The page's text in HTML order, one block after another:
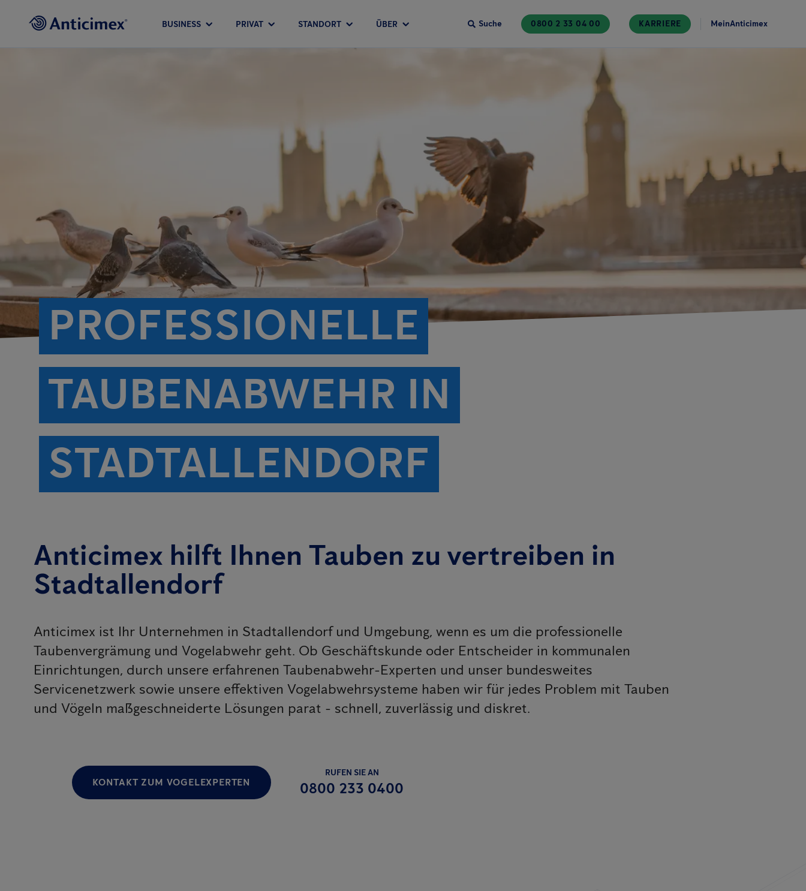
BUSINESS PRIVAT STANDORT ÜBER Suche 0800 2 33 04 00 KARRIERE MeinAnticimex
PROFESSIONELLE
TAUBENABWEHR IN
STADTALLENDORF
Anticimex hilft Ihnen Tauben zu vertreiben in
Stadtallendorf
Anticimex ist Ihr Unternehmen in Stadtallendorf und Umgebung, wenn es um die professionelle
Taubenvergrämung und Vogelabwehr geht. Ob Geschäftskunde oder Entscheider in kommunalen
Einrichtungen, durch unsere erfahrenen Taubenabwehr-Experten und unser bundesweites
Servicenetzwerk sowie unsere effektiven Vogelabwehrsysteme haben wir für jedes Problem mit Tauben
und Vögeln maßgeschneiderte Lösungen parat - schnell, zuverlässig und diskret.
KONTAKT ZUM VOGELEXPERTEN
RUFEN SIE AN
0800 233 0400